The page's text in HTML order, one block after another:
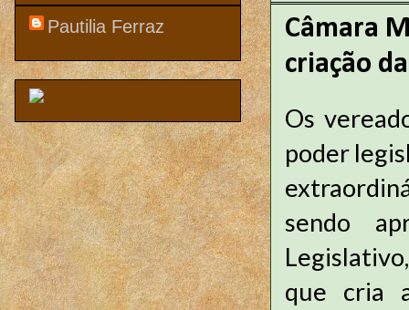
Câmara
criação
Os
poder
sendo
que cria
Pautilia Ferraz